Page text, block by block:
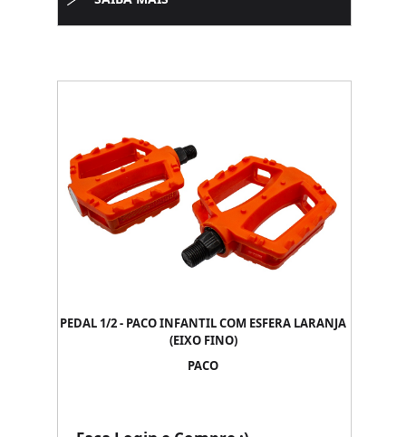
PEDAL 1/2 - PACO INFANTIL COM ESFERA LARANJA
(EIXO FINO)
PACO